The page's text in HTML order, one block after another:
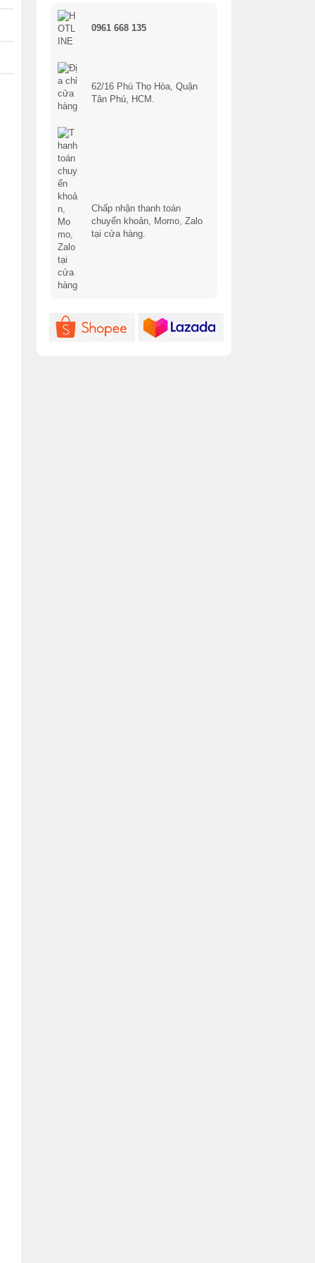
0961 668 135
62/16 Phú Thọ Hòa, Quận
Tân Phú, HCM.
Chấp nhận thanh toán
chuyển khoản, Momo, Zalo
tại cửa hàng.